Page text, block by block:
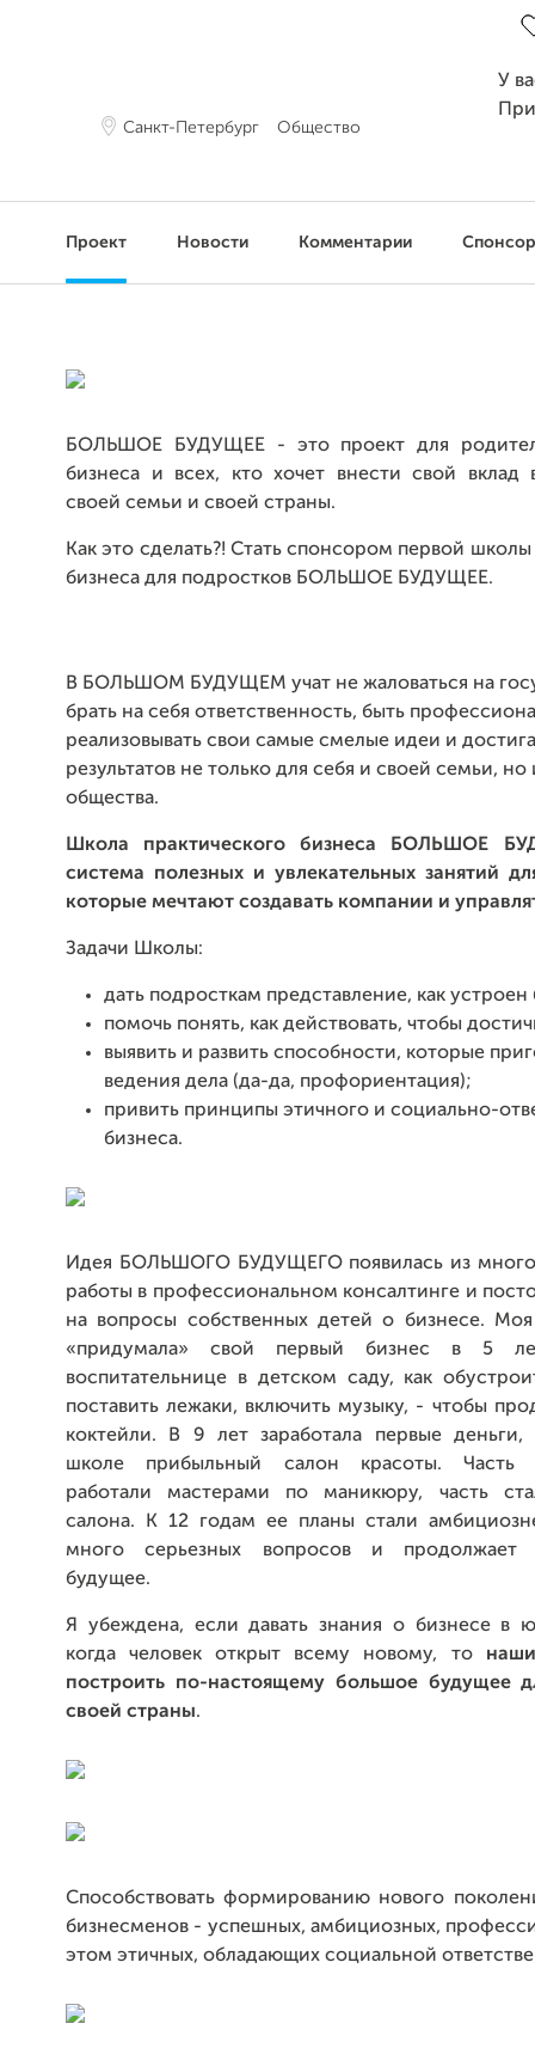
Санкт-Петербург Общество
У
Проект Новости Комментарии
БОЛЬШОЕ БУДУЩЕЕ - это проект для
бизнеса и всех, кто хочет внести свой вклад
своей семьи и своей страны.
Как это сделать?! Стать спонсором первой школы
бизнеса для подростков БОЛЬШОЕ БУДУЩЕЕ.
В БОЛЬШОМ БУДУЩЕМ учат не жаловаться на
брать на себя ответственность, быть
реализовывать свои самые смелые идеи и
результатов не только для себя и своей семьи, но
общества.
Школа практического бизнеса БОЛЬШОЕ
система полезных и увлекательных занятий
которые мечтают создавать компании и
Задачи Школы:
дать подросткам представление, как устроен
помочь понять, как действовать, чтобы
выявить и развить способности, которые
ведения дела (да-да, профориентация);
привить принципы этичного и социально-
бизнеса.
Идея БОЛЬШОГО БУДУЩЕГО появилась из
работы в профессиональном консалтинге и
на вопросы собственных детей о бизнесе.
«придумала» свой первый бизнес в 5
воспитательнице в детском саду, как
поставить лежаки, включить музыку, - чтобы
коктейли. В 9 лет заработала первые деньги,
школе прибыльный салон красоты. Часть
работали мастерами по маникюру, часть
салона. К 12 годам ее планы стали
много серьезных вопросов и продолжает
будущее.
Я убеждена, если давать знания о бизнесе в
когда человек открыт всему новому, то
построить по-настоящему большое будущее
своей страны.
Способствовать формированию нового
бизнесменов - успешных, амбициозных,
этом этичных, обладающих социальной